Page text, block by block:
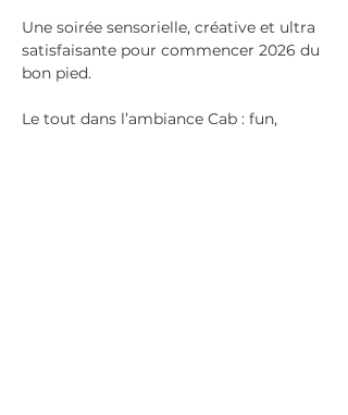
Une soirée sensorielle, créative et ultra
satisfaisante pour commencer 2026 du
bon pied.
Le tout dans l’ambiance Cab : fun,